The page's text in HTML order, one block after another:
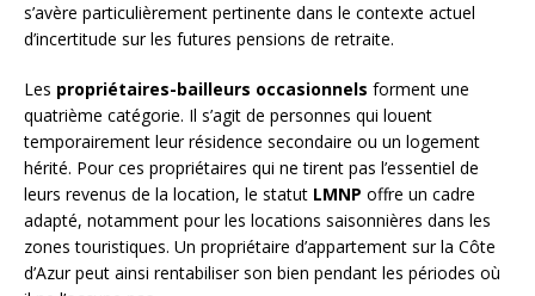
s’avère particulièrement pertinente dans le contexte actuel
d’incertitude sur les futures pensions de retraite.
Les propriétaires-bailleurs occasionnels forment une
quatrième catégorie. Il s’agit de personnes qui louent
temporairement leur résidence secondaire ou un logement
hérité. Pour ces propriétaires qui ne tirent pas l’essentiel de
leurs revenus de la location, le statut LMNP offre un cadre
adapté, notamment pour les locations saisonnières dans les
zones touristiques. Un propriétaire d’appartement sur la Côte
d’Azur peut ainsi rentabiliser son bien pendant les périodes où